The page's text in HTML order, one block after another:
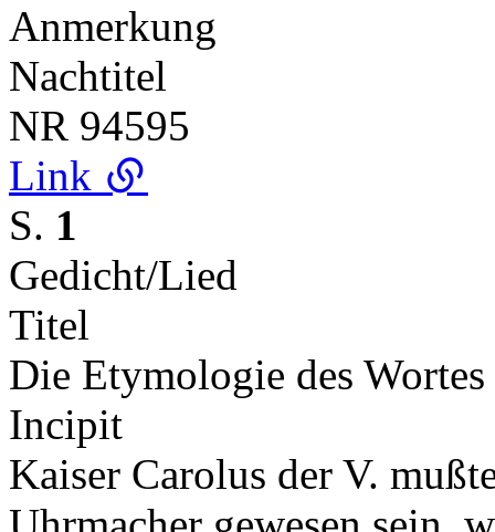
Anmerkung
Nachtitel
NR 94595
Link
S. 1
Gedicht/Lied
Titel
Die Etymologie des
Incipit
Kaiser Carolus der V.